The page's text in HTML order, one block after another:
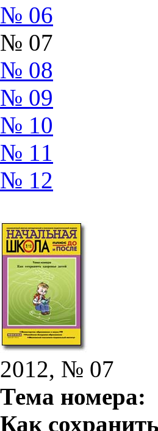
№ 06
№ 07
№ 08
№ 09
№ 10
№ 11
№ 12
2012, № 07
Тема номера:
Как